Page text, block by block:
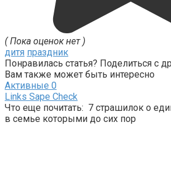
( Пока оценок нет )
дитя праздник
Понравилась статья? Поделиться с
Вам также может быть интересно
Активные 0
Links Sape Check
Что еще почитать: 7 страшилок о
в семье которыми до сих пор